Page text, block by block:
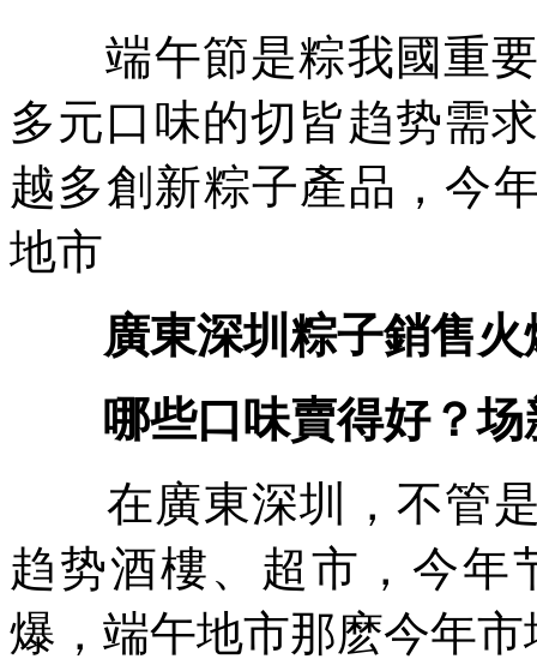
端午節是粽我國重要
多元口味的切皆趋势需
越多創新粽子產品，今
地市
廣東深圳粽子銷售火
哪些口味賣得好？场
在廣東深圳，不管是
趋势酒樓、超市，今年
爆，端午地市那麽今年